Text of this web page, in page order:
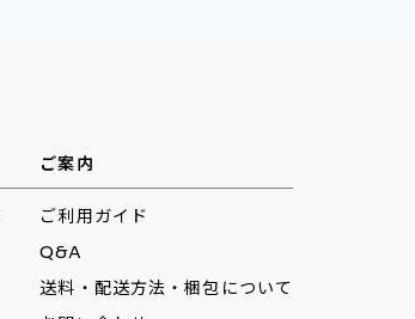
ご案内
ご利用ガイド
Q&A
送料・配送方法・梱包について